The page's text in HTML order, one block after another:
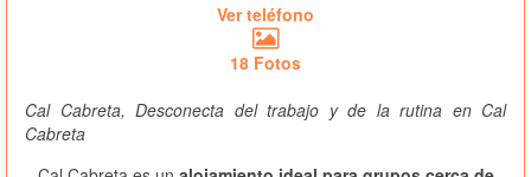
Ver teléfono
18 Fotos
Cal Cabreta, Desconecta del trabajo y de la rutina en Cal
Cabreta